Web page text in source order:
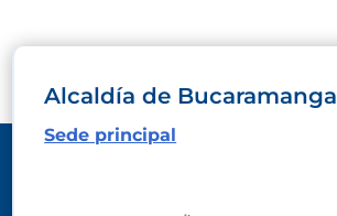
Alcaldía de Bucaramanga
Sede principal